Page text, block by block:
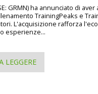
GRMN) ha annunciato di
TrainingPeaks e
L'acquisizione rafforza
esperienze...
LEGGERE